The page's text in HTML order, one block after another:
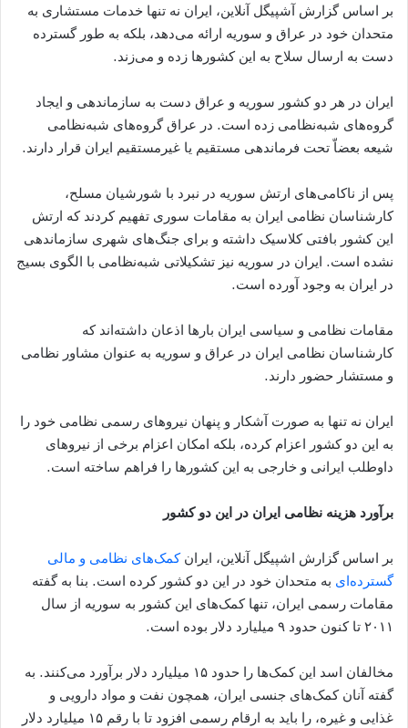
بر اساس گزارش آشپیگل آنلاین، ایران نه تنها خدمات مستشاری به
متحدان خود در عراق و سوریه ارائه می‌دهد، بلکه به طور گسترده
دست به ارسال سلاح به این کشورها زده و می‌زند.
ایران در هر دو کشور سوریه و عراق دست به سازماندهی و ایجاد
گروه‌های شبه‌نظامی زده است. در عراق گروه‌های شبه‌نظامی
شیعه بعضاّ تحت فرماندهی مستقیم یا غیرمستقیم ایران قرار دارند.
پس از ناکامی‌های ارتش سوریه در نبرد با شورشیان مسلح،
کارشناسان نظامی ایران به مقامات سوری تفهیم کردند که ارتش
این کشور بافتی کلاسیک داشته و برای جنگ‌های شهری سازماندهی
نشده است. ایران در سوریه نیز تشکیلاتی شبه‌نظامی با الگوی بسیج
در ایران به وجود آورده است.
مقامات نظامی و سیاسی ایران بارها اذعان داشته‌اند که
کارشناسان نظامی ایران در عراق و سوریه به عنوان مشاور نظامی
و مستشار حضور دارند.
ایران نه تنها به صورت آشکار و پنهان نیروهای رسمی نظامی خود را
به این دو کشور اعزام کرده، بلکه امکان اعزام برخی از نیروهای
داوطلب ایرانی و خارجی به این کشورها را فراهم ساخته است.
برآورد هزینه نظامی ایران در این دو کشور
بر اساس گزارش اشپیگل آنلاین، ایران کمک‌های نظامی و مالی
گسترده‌ای به متحدان خود در این دو کشور کرده است. بنا به گفته
مقامات رسمی ایران، تنها کمک‌های این کشور به سوریه از سال
۲۰۱۱ تا کنون حدود ۹ میلیارد دلار بوده است.
مخالفان اسد این کمک‌ها را حدود ۱۵ میلیارد دلار برآورد می‌کنند. به
گفته آنان کمک‌های جنسی ایران، همچون نفت و مواد دارویی و
غذایی و غیره، را باید به ارقام رسمی افزود تا با رقم ۱۵ میلیارد دلار